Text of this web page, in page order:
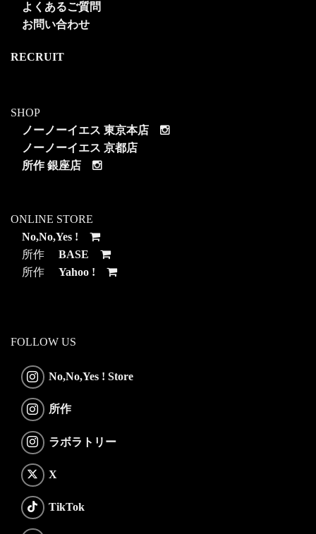
よくあるご質問
お問い合わせ
RECRUIT
SHOP
ノーノーイエス 東京本店
ノーノーイエス 京都店
所作 銀座店
ONLINE STORE
No,No,Yes !
所作 BASE
所作 Yahoo !
FOLLOW US
No,No,Yes ! Store
所作
ラボラトリー
X
TikTok